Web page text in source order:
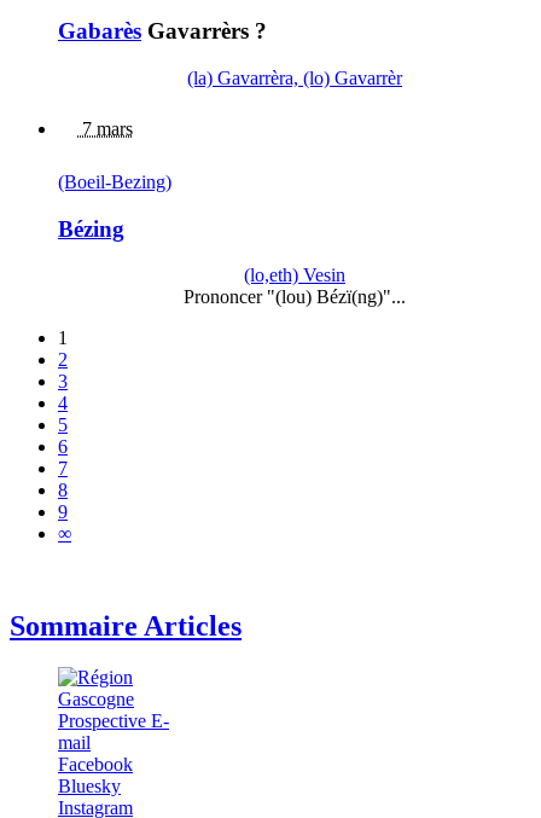
Gabarès Gavarrèrs ?
(la) Gavarrèra, (lo) Gavarrèr
7 mars
(Boeil-Bezing)
Bézing
(lo,eth) Vesin
Prononcer "(lou) Bézï(ng)"...
1
2
3
4
5
6
7
8
9
∞
Sommaire Articles